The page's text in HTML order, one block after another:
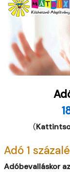
(
Adó 1
Adóbevalláskor